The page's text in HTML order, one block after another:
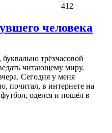
412
человека
трёхчасовой
читающему миру.
Сегодня у меня
почитал, в интернете на
оделся и пошёл в